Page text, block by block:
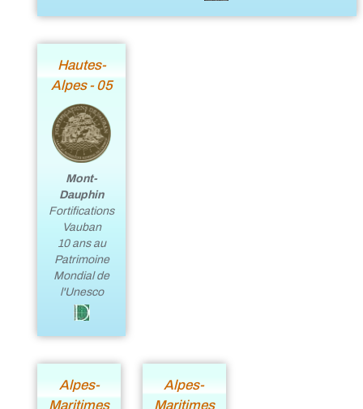
Hautes-
Alpes - 05
Mont-
Dauphin
Fortifications
Vauban
10 ans au
Patrimoine
Mondial de
l'Unesco
Alpes-
Maritimes
Alpes-
Maritimes